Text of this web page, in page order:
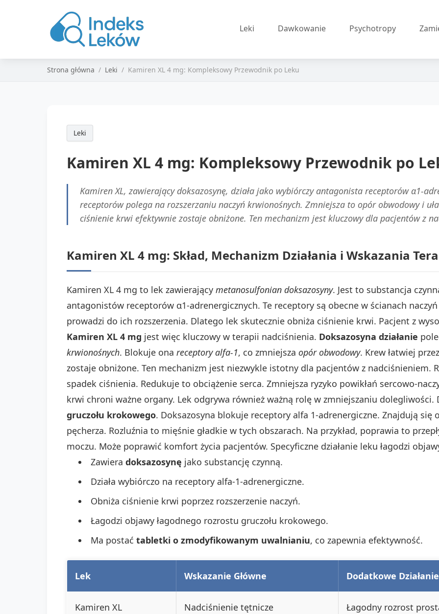
Leki Dawkowanie Psychotropy
Strona główna Leki Kamiren XL 4 mg: Kompleksowy Przewodnik po Leku
Leki
Kamiren XL 4 mg: Kompleksowy Przewodnik po
Kamiren XL, zawierający doksazosynę, działa jako wybiórczy antagonista receptorów α1-
receptorów polega na rozszerzaniu naczyń krwionośnych. Zmniejsza to opór obwodowy i
ciśnienie krwi efektywnie zostaje obniżone. Ten mechanizm jest kluczowy dla pacjentów z
Kamiren XL 4 mg: Skład, Mechanizm Działania i Wskazania
Kamiren XL 4 mg to lek zawierający metanosulfonian doksazosyny. Jest to substancja
antagonistów receptorów α1-adrenergicznych. Te receptory są obecne w ścianach
prowadzi do ich rozszerzenia. Dlatego lek skutecznie obniża ciśnienie krwi. Pacjent z
Kamiren XL 4 mg jest więc kluczowy w terapii nadciśnienia. Doksazosyna działanie
krwionośnych. Blokuje ona receptory alfa-1, co zmniejsza opór obwodowy. Krew łatwiej
zostaje obniżone. Ten mechanizm jest niezwykle istotny dla pacjentów z nadciśnieniem.
spadek ciśnienia. Redukuje to obciążenie serca. Zmniejsza ryzyko powikłań sercowo-
krwi chroni ważne organy. Lek odgrywa również ważną rolę w zmniejszaniu dolegliwości.
gruczołu krokowego. Doksazosyna blokuje receptory alfa 1-adrenergiczne. Znajdują się
pęcherza. Rozluźnia to mięśnie gładkie w tych obszarach. Na przykład, poprawia to
moczu. Może poprawić komfort życia pacjentów. Specyficzne działanie leku łagodzi
Zawiera doksazosynę jako substancję czynną.
Działa wybiórczo na receptory alfa-1-adrenergiczne.
Obniża ciśnienie krwi poprzez rozszerzenie naczyń.
Łagodzi objawy łagodnego rozrostu gruczołu krokowego.
Ma postać tabletki o zmodyfikowanym uwalnianiu, co zapewnia efektywność.
Lek Wskazanie Główne Dodatkowe Działanie
Kamiren XL Nadciśnienie tętnicze Łagodny rozrost